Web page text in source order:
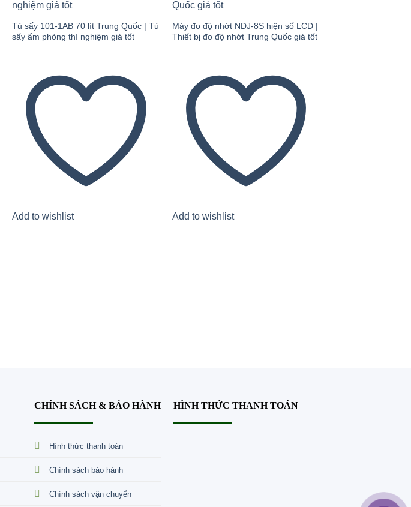
Tủ sấy 101-1AB 70 lít Trung Quốc | Tủ
sấy ẩm phòng thí nghiệm giá tốt
Add to wishlist
Máy đo độ nhớt NDJ-8S hiện số LCD |
Thiết bị đo độ nhớt Trung Quốc giá tốt
Add to wishlist
CHÍNH SÁCH & BẢO HÀNH
Hình thức thanh toán
Chính sách bảo hành
Chính sách vận chuyển
HÌNH THỨC THANH TOÁN